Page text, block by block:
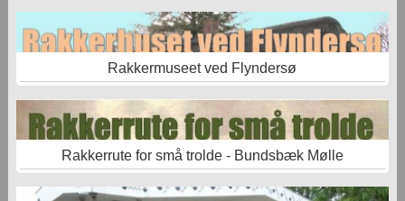
Rakkermuseet ved Flyndersø
Rakkerrute for små trolde - Bundsbæk Mølle